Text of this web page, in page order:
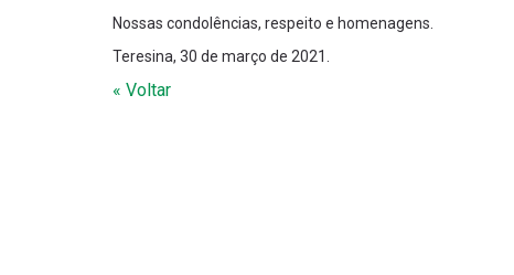
Nossas condolências, respeito e homenagens.
Teresina, 30 de março de 2021.
« Voltar